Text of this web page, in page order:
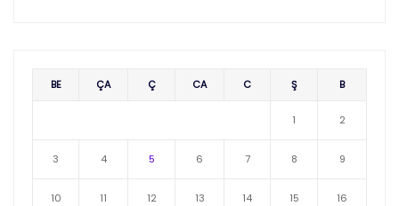
BE ÇA Ç CA C Ş B
1 2
3 4 5 6 7 8 9
10 11 12 13 14 15 16